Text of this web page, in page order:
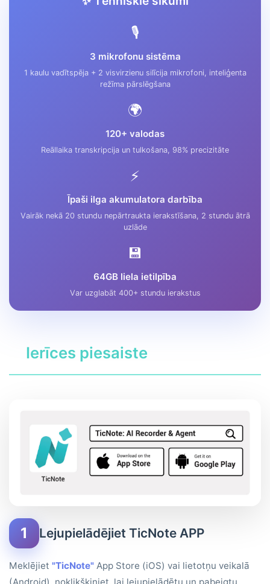
🎙️
3 mikrofonu sistēma
1 kaulu vadītspēja + 2 visvirzienu silīcija mikrofoni, inteliģenta
režīma pārslēgšana
🌍
120+ valodas
Reāllaika transkripcija un tulkošana, 98% precizitāte
⚡
Īpaši ilga akumulatora darbība
Vairāk nekā 20 stundu nepārtraukta ierakstīšana, 2 stundu ātrā
uzlāde
💾
64GB liela ietilpība
Var uzglabāt 400+ stundu ierakstus
Ierīces piesaiste
1 Lejupielādējiet TicNote APP
Meklējiet "TicNote" App Store (iOS) vai lietotņu veikalā